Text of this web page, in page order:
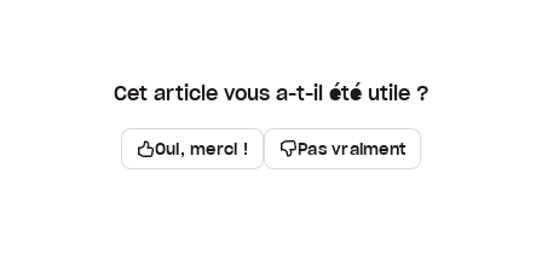
Cet article vous a-t-il été utile ?
Oui, merci ! Pas vraiment